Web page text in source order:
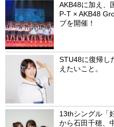
AKB48に加え、
P-T × AKB48
ブを開催！
STU48に復帰し
えたいこと。
13thシングル「
から石田千穂、